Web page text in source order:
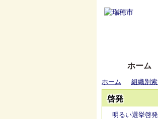
ホーム
ホーム 組織別索
啓発
明るい選挙啓